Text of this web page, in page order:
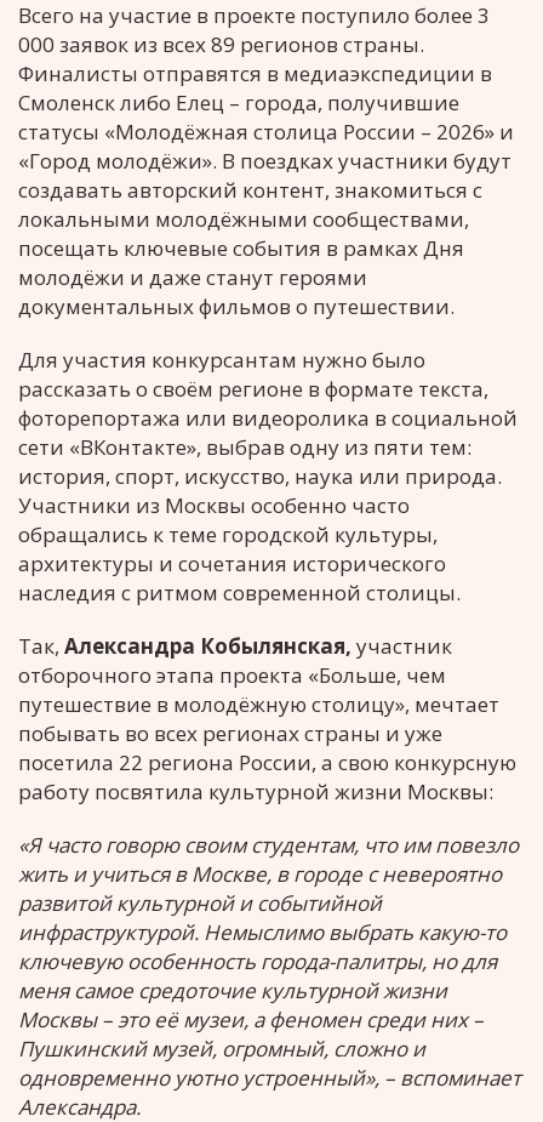
Всего на участие в проекте поступило более 3
000 заявок из всех 89 регионов страны.
Финалисты отправятся в медиаэкспедиции в
Смоленск либо Елец – города, получившие
статусы «Молодёжная столица России – 2026» и
«Город молодёжи». В поездках участники будут
создавать авторский контент, знакомиться с
локальными молодёжными сообществами,
посещать ключевые события в рамках Дня
молодёжи и даже станут героями
документальных фильмов о путешествии.
Для участия конкурсантам нужно было
рассказать о своём регионе в формате текста,
фоторепортажа или видеоролика в социальной
сети «ВКонтакте», выбрав одну из пяти тем:
история, спорт, искусство, наука или природа.
Участники из Москвы особенно часто
обращались к теме городской культуры,
архитектуры и сочетания исторического
наследия с ритмом современной столицы.
Так, Александра Кобылянская, участник
отборочного этапа проекта «Больше, чем
путешествие в молодёжную столицу», мечтает
побывать во всех регионах страны и уже
посетила 22 региона России, а свою конкурсную
работу посвятила культурной жизни Москвы:
«Я часто говорю своим студентам, что им повезло
жить и учиться в Москве, в городе с невероятно
развитой культурной и событийной
инфраструктурой. Немыслимо выбрать какую-то
ключевую особенность города-палитры, но для
меня самое средоточие культурной жизни
Москвы – это её музеи, а феномен среди них –
Пушкинский музей, огромный, сложно и
одновременно уютно устроенный», – вспоминает
Александра.